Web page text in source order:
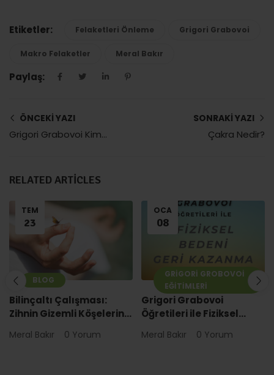
Etiketler: Felaketleri Önleme Grigori Grabovoi
Makro Felaketler Meral Bakır
Paylaş:
ÖNCEKI YAZI
Grigori Grabovoi Kimyasal Elementler Kontsantrasyon ile Normalizasyonu
SONRAKI YAZI
Çakra Nedir?
RELATED ARTICLES
BLOG
TEM
23
Bilinçaltı Çalışması:
Zihnin Gizemli Köşelerini
Meral Bakır 0 Yorum
GRIGORI GROBOVOI
EĞITIMLERI
OCA
08
Grigori Grabovoi
Öğretileri ile Fiziksel
Meral Bakır 0 Yorum